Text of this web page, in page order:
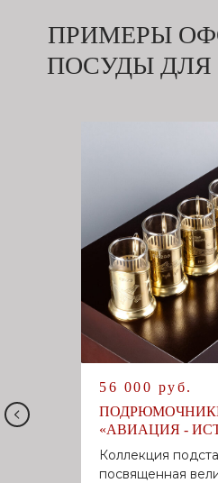
ПРИМЕРЫ
ПОСУДЫ
56 000 руб.
«АВИАЦИЯ -
Коллекция
посвященная